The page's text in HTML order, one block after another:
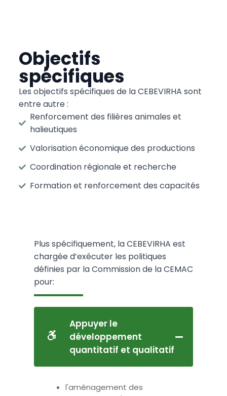
Objectifs
spécifiques
Les objectifs spécifiques de la CEBEVIRHA sont
entre autre :
Renforcement des filières animales et
halieutiques
Valorisation économique des productions
Coordination régionale et recherche
Formation et renforcement des capacités
Plus spécifiquement, la CEBEVIRHA est
chargée d’exécuter les politiques
définies par la Commission de la CEMAC
pour:
Appuyer le
développement
quantitatif et qualitatif
l'aménagement des